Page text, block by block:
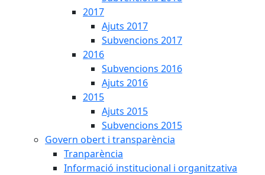
2017
Ajuts 2017
Subvencions 2017
2016
Subvencions 2016
Ajuts 2016
2015
Ajuts 2015
Subvencions 2015
Govern obert i transparència
Tranparència
Informació institucional i organitzativa